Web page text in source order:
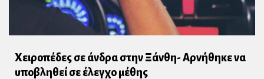
Χειροπέδες σε άνδρα στην Ξάνθη- Αρνήθηκε να
υποβληθεί σε έλεγχο μέθης